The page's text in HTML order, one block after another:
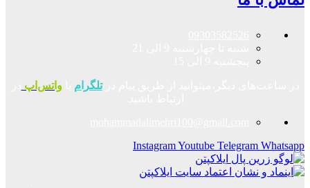
در ساعت‌های دیگر،میتوانید از طریق پیام درتلگرام یاواتس‌اپ
InstagramYoutube Telegram Whatsapp